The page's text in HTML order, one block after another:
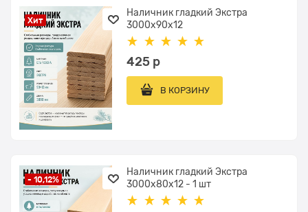
Хит
Наличник гладкий Экстра
3000x90x12
425 р
В КОРЗИНУ
- 10,12%
Наличник гладкий Экстра
3000x80x12 - 1 шт